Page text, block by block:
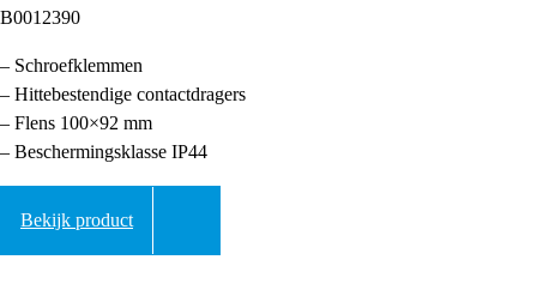
B0012390
– Schroefklemmen
– Hittebestendige contactdragers
– Flens 100×92 mm
– Beschermingsklasse IP44
Bekijk product